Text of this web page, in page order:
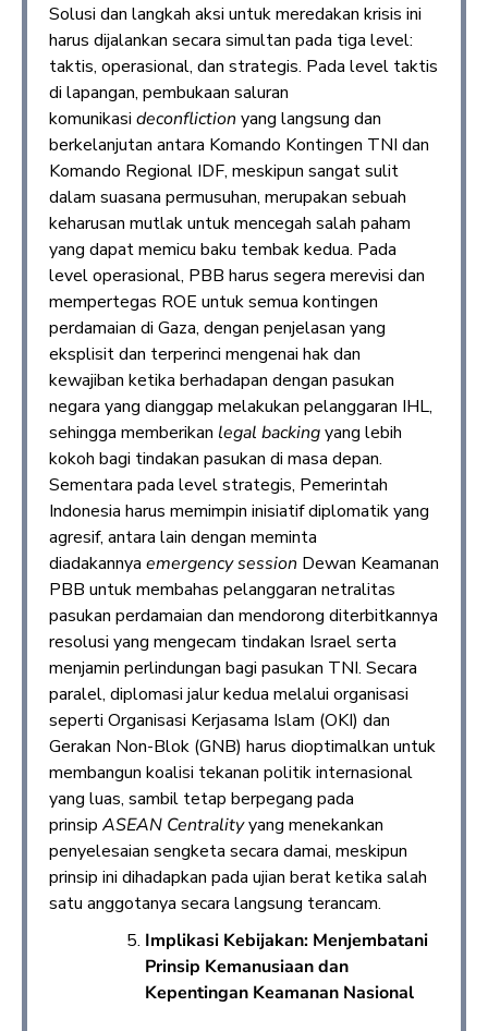
Solusi dan langkah aksi untuk meredakan krisis ini
harus dijalankan secara simultan pada tiga level:
taktis, operasional, dan strategis. Pada level taktis
di lapangan, pembukaan saluran
komunikasi deconfliction yang langsung dan
berkelanjutan antara Komando Kontingen TNI dan
Komando Regional IDF, meskipun sangat sulit
dalam suasana permusuhan, merupakan sebuah
keharusan mutlak untuk mencegah salah paham
yang dapat memicu baku tembak kedua. Pada
level operasional, PBB harus segera merevisi dan
mempertegas ROE untuk semua kontingen
perdamaian di Gaza, dengan penjelasan yang
eksplisit dan terperinci mengenai hak dan
kewajiban ketika berhadapan dengan pasukan
negara yang dianggap melakukan pelanggaran IHL,
sehingga memberikan legal backingyang lebih
kokoh bagi tindakan pasukan di masa depan.
Sementara pada level strategis, Pemerintah
Indonesia harus memimpin inisiatif diplomatik yang
agresif, antara lain dengan meminta
diadakannya emergency session Dewan Keamanan
PBB untuk membahas pelanggaran netralitas
pasukan perdamaian dan mendorong diterbitkannya
resolusi yang mengecam tindakan Israel serta
menjamin perlindungan bagi pasukan TNI. Secara
paralel, diplomasi jalur kedua melalui organisasi
seperti Organisasi Kerjasama Islam (OKI) dan
Gerakan Non-Blok (GNB) harus dioptimalkan untuk
membangun koalisi tekanan politik internasional
yang luas, sambil tetap berpegang pada
prinsip ASEAN Centralityyang menekankan
penyelesaian sengketa secara damai, meskipun
prinsip ini dihadapkan pada ujian berat ketika salah
satu anggotanya secara langsung terancam.
Implikasi Kebijakan: Menjembatani
Prinsip Kemanusiaan dan
Kepentingan Keamanan Nasional